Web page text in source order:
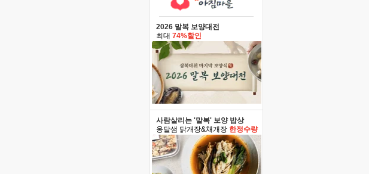
2026 말복 보양대전
최대 74%할인
사람살리는 '말복' 보양 밥상
옹달샘 닭개장&채개장 한정수량